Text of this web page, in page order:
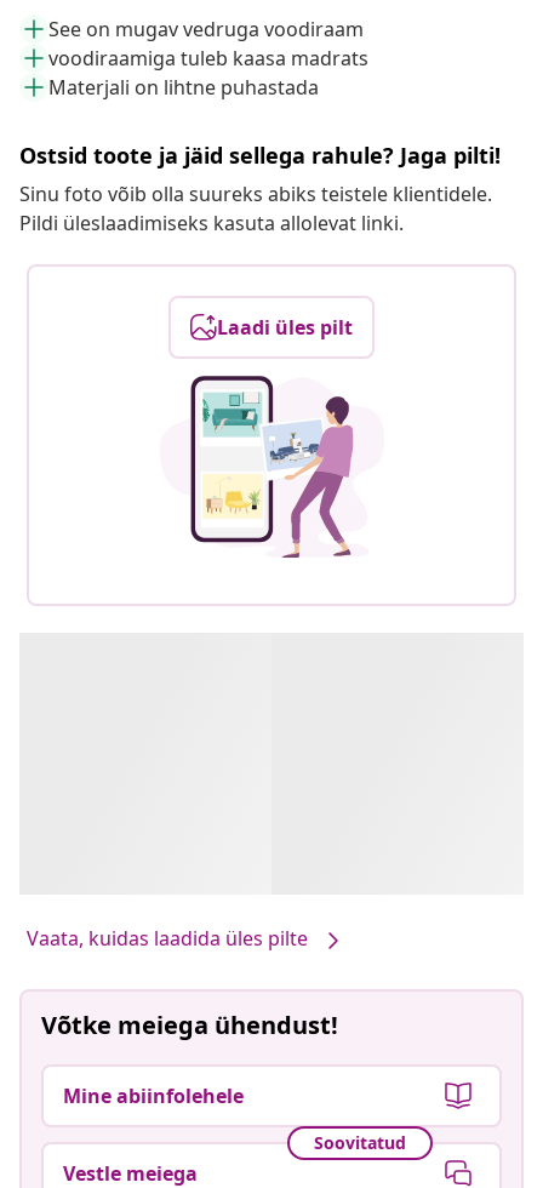
See on mugav vedruga voodiraam
voodiraamiga tuleb kaasa madrats
Materjali on lihtne puhastada
Ostsid toote ja jäid sellega rahule? Jaga pilti!
Sinu foto võib olla suureks abiks teistele klientidele.
Pildi üleslaadimiseks kasuta allolevat linki.
Laadi üles pilt
Vaata, kuidas laadida üles pilte
Võtke meiega ühendust!
Mine abiinfolehele
Soovitatud
Vestle meiega